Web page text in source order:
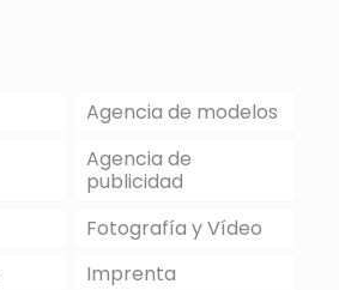
Agencia de modelos
Agencia de
publicidad
Fotografía y Vídeo
Imprenta